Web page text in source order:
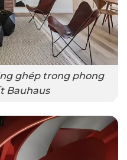
ghép trong phong
Bauhaus